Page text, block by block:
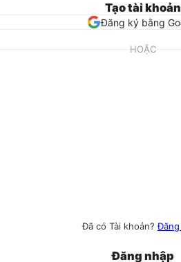
Tạo tài khoản
Đăng ký bằng
HOẶC
Đã có Tài khoản?
Đăng nhập